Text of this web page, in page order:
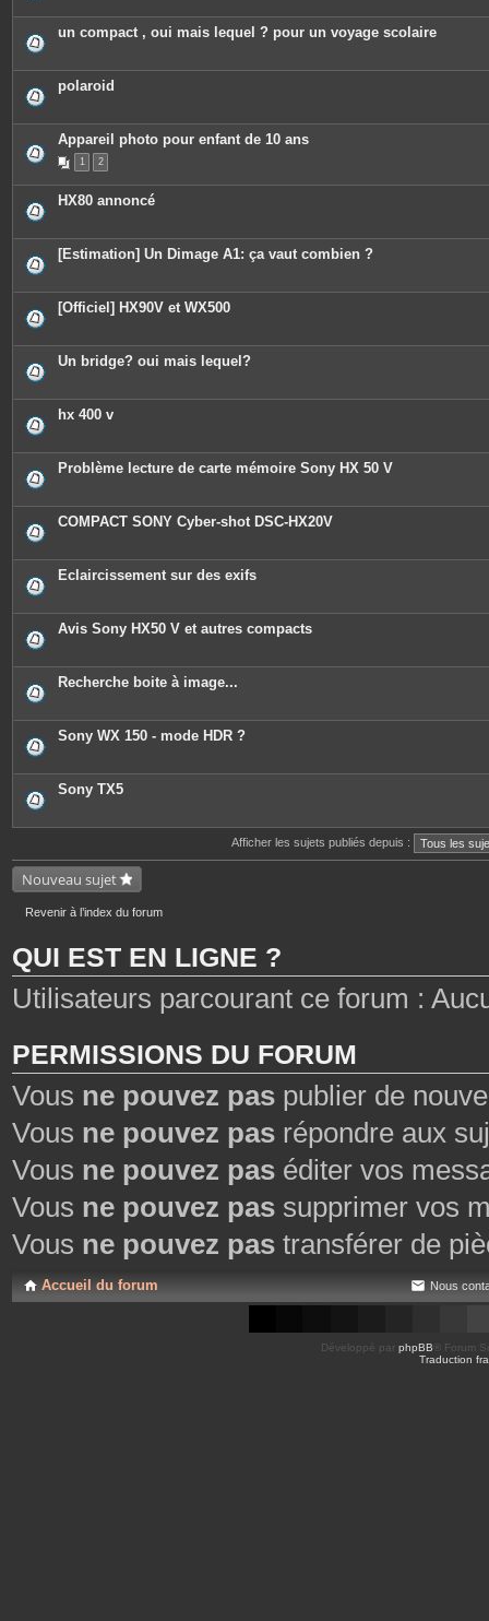
o
i
e
un compact , oui mais lequel ? pour un voyage scolaire
polaroid
Appareil photo pour enfant de 10 ans
1 2
HX80 annoncé
[Estimation] Un Dimage A1: ça vaut combien ?
[Officiel] HX90V et WX500
Un bridge? oui mais lequel?
hx 400 v
Problème lecture de carte mémoire Sony HX 50 V
COMPACT SONY Cyber-shot DSC-HX20V
Eclaircissement sur des exifs
Avis Sony HX50 V et autres compacts
Recherche boite à image...
Sony WX 150 - mode HDR ?
Sony TX5
Afficher les sujets publiés depuis :
Nouveau sujet
Revenir à l’index du forum
QUI EST EN LIGNE ?
Utilisateurs parcourant ce forum :
PERMISSIONS DU FORUM
Vous ne pouvez pas publier de
Vous ne pouvez pas répondre aux
Vous ne pouvez pas éditer vos
Vous ne pouvez pas supprimer vos
Vous ne pouvez pas transférer de
Accueil du forum Nous
Développé par phpBB ® Forum
Traduction